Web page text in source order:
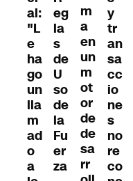
al:
"L
e
ha
go
un
lla
m
ad
o
a
eg
la
s
de
U
so
de
la
Fu
er
za
m
a
en
un
m
ot
or
de
de
sa
rr
y
tr
an
sa
cc
io
ne
s
no
re
co